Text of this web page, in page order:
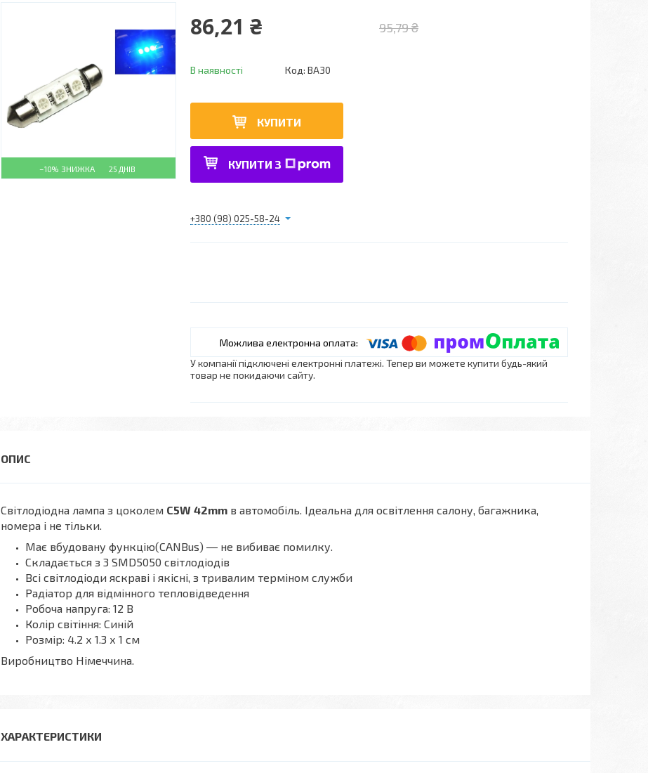
–10% 25 ДНІВ
95,79 ₴
86,21 ₴
В наявності Код: BA30
КУПИТИ
КУПИТИ З
+380 (98) 025-58-24
У компанії підключені електронні платежі. Тепер ви можете купити будь-який
товар не покидаючи сайту.
Світлодіодна лампа з цоколем C5W 42mm в автомобіль. Ідеальна для освітлення салону, багажника,
номера і не тільки.
Має вбудовану функцію(CANBus) ― не вибиває помилку.
Складається з 3 SMD5050 світлодіодів
Всі світлодіоди яскраві і якісні, з тривалим терміном служби
Радіатор для відмінного тепловідведення
Робоча напруга: 12 В
Колір світіння: Синій
Розмір: 4.2 х 1.3 х 1 см
Виробництво Німеччина.
ХАРАКТЕРИСТИКИ